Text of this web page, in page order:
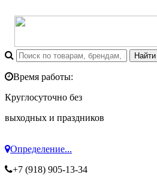
Время работы:
Круглосуточно без
выходных и праздников
Определение...
+7 (918) 905-13-34